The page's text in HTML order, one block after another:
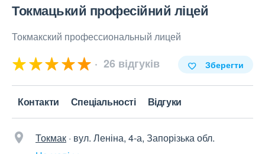
Токмацький професійний ліцей
Токмакский профессиональный лицей
26 відгуків Зберегти
Контакти Спеціальності Відгуки
Токмак · вул. Леніна, 4-а, Запорізька обл.